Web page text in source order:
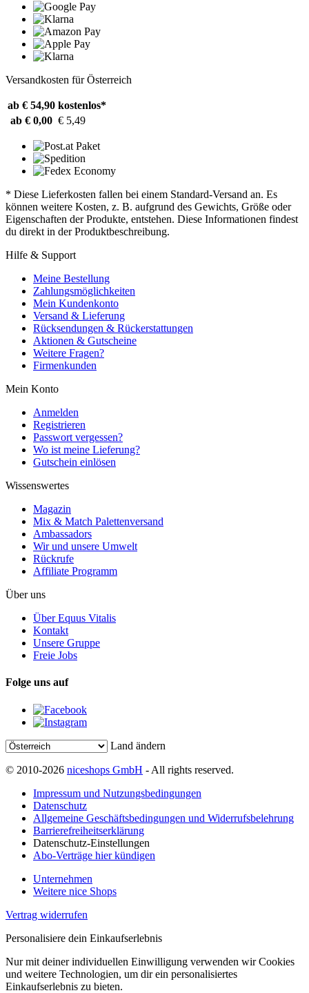
Versandkosten für Österreich
ab € 54,90 kostenlos*
ab € 0,00 € 5,49
* Diese Lieferkosten fallen bei einem Standard-Versand an. Es
können weitere Kosten, z. B. aufgrund des Gewichts, Größe oder
Eigenschaften der Produkte, entstehen. Diese Informationen findest
du direkt in der Produktbeschreibung.
Hilfe & Support
Meine Bestellung
Zahlungsmöglichkeiten
Mein Kundenkonto
Versand & Lieferung
Rücksendungen & Rückerstattungen
Aktionen & Gutscheine
Weitere Fragen?
Firmenkunden
Mein Konto
Anmelden
Registrieren
Passwort vergessen?
Wo ist meine Lieferung?
Gutschein einlösen
Wissenswertes
Magazin
Mix & Match Palettenversand
Ambassadors
Wir und unsere Umwelt
Rückrufe
Affiliate Programm
Über uns
Über Equus Vitalis
Kontakt
Unsere Gruppe
Freie Jobs
Folge uns auf
Land ändern
© 2010-2026 niceshops GmbH - All rights reserved.
Impressum und Nutzungsbedingungen
Datenschutz
Allgemeine Geschäftsbedingungen und Widerrufsbelehrung
Barrierefreiheitserklärung
Datenschutz-Einstellungen
Abo-Verträge hier kündigen
Unternehmen
Weitere nice Shops
Vertrag widerrufen
Personalisiere dein Einkaufserlebnis
Nur mit deiner individuellen Einwilligung verwenden wir Cookies
und weitere Technologien, um dir ein personalisiertes
Einkaufserlebnis zu bieten.